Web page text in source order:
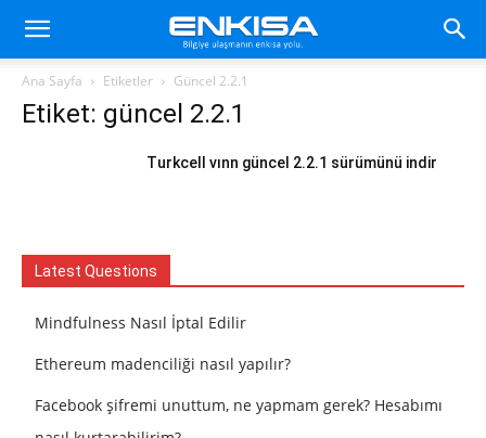
Ana Sayfa Etiketler Güncel 2.2.1
Etiket: güncel 2.2.1
Turkcell vınn güncel 2.2.1 sürümünü indir
Latest Questions
Mindfulness Nasıl İptal Edilir
Ethereum madenciliği nasıl yapılır?
Facebook şifremi unuttum, ne yapmam gerek? Hesabımı